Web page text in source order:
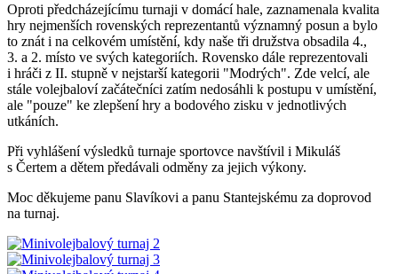
Oproti předcházejícímu turnaji v domácí hale, zaznamenala kvalita
hry nejmenších rovenských reprezentantů významný posun a bylo
to znát i na celkovém umístění, kdy naše tři družstva obsadila 4.,
3. a 2. místo ve svých kategoriích. Rovensko dále reprezentovali
i hráči z II. stupně v nejstarší kategorii "Modrých". Zde velcí, ale
stále volejbaloví začátečníci zatím nedosáhli k postupu v umístění,
ale "pouze" ke zlepšení hry a bodového zisku v jednotlivých
utkáních.
Při vyhlášení výsledků turnaje sportovce navštívil i Mikuláš
s Čertem a dětem předávali odměny za jejich výkony.
Moc děkujeme panu Slavíkovi a panu Stantejskému za doprovod
na turnaj.